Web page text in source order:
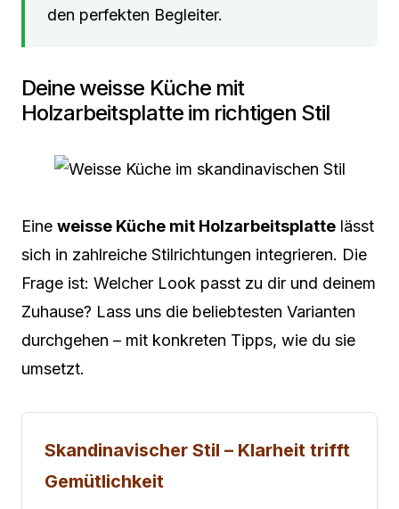
den perfekten Begleiter.
Deine weisse Küche mit
Holzarbeitsplatte im richtigen Stil
Eine weisse Küche mit Holzarbeitsplatte lässt
sich in zahlreiche Stilrichtungen integrieren. Die
Frage ist: Welcher Look passt zu dir und deinem
Zuhause? Lass uns die beliebtesten Varianten
durchgehen – mit konkreten Tipps, wie du sie
umsetzt.
Skandinavischer Stil – Klarheit trifft
Gemütlichkeit